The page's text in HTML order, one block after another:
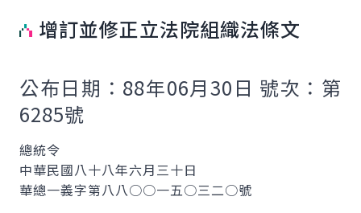
增訂並修正立法院組織法條文
公布日期：88年06月30日 號次：第
6285號
總統令
中華民國八十八年六月三十日
華總一義字第八八○○一五○三二○號